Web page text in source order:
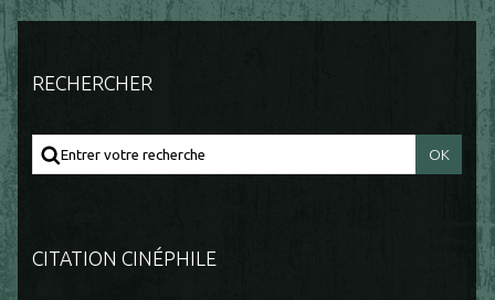
RECHERCHER
CITATION CINÉPHILE